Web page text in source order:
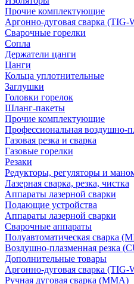
Прочие комплектующие
Аргонно-дуговая сварка (TIG-
Сварочные горелки
Сопла
Держатели цанги
Цанги
Кольца уплотнительные
Заглушки
Головки горелок
Шланг-пакеты
Прочие комплектующие
Профессиональная воздушно-
Газовая резка и сварка
Газовые горелки
Резаки
Редукторы, регуляторы и
Лазерная сварка, резка, чистка
Аппараты лазерной сварки
Подающие устройства
Аппараты лазерной сварки
Сварочные аппараты
Полуавтоматическая сварка
Воздушно-плазменная резка
Дополнительные товары
Аргонно-дуговая сварка (TIG-
Ручная дуговая сварка (MMA)